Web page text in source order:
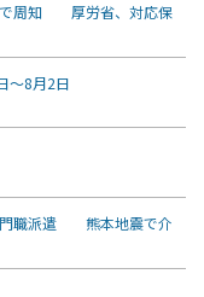
で周知 厚労省、対応保
8月2日
門職派遣 熊本地震で介